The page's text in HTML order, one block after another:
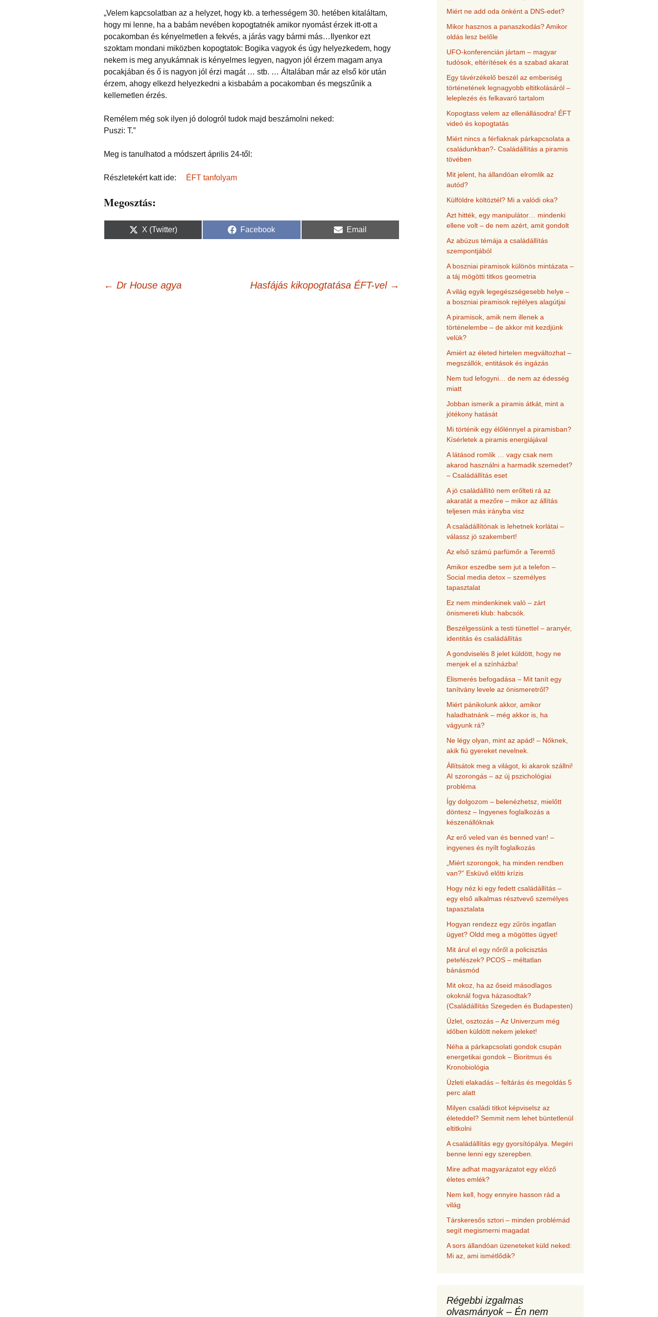
foglalkozások
„Velem kapcsolatban az a helyzet, hogy kb. a terhességem 30. hetében kitaláltam,
hogy mi lenne, ha a babám nevében kopogtatnék amikor nyomást érzek itt-ott a
pocakomban és kényelmetlen a fekvés, a járás vagy bármi más…Ilyenkor ezt
szoktam mondani miközben kopogtatok: Bogika vagyok és úgy helyezkedem, hogy
nekem is meg anyukámnak is kényelmes legyen, nagyon jól érzem magam anya
pocakjában és ő is nagyon jól érzi magát … stb. … Általában már az első kör után
érzem, ahogy elkezd helyezkedni a kisbabám a pocakomban és megszűnik a
kellemetlen érzés.
Remélem még sok ilyen jó dologról tudok majd beszámolni neked:
Puszi: T.”
Meg is tanulhatod a módszert április 24-től:
Részletekért katt ide: ÉFT tanfolyam
Megosztás:
Share
X (Twitter)
Share
Facebook
Share
Email
← Dr House agya Hasfájás kikopogtatása ÉFT-vel →
Miért ne add oda önként a DNS-edet?
Mikor hasznos a panaszkodás? Amikor
oldás lesz belőle
UFO-konferencián jártam – magyar
tudósok, eltérítések és a szabad akarat
Egy távérzékelő beszél az emberiség
történetének legnagyobb eltitkolásáról –
leleplezés és felkavaró tartalom
Kopogtass velem az ellenállásodra! ÉFT
videó és kopogtatás
Miért nincs a férfiaknak párkapcsolata a
családunkban?- Családállítás a piramis
tövében
Mit jelent, ha állandóan elromlik az
autód?
Külföldre költöztél? Mi a valódi oka?
Azt hitték, egy manipulátor… mindenki
ellene volt – de nem azért, amit gondolt
Az abúzus témája a családállítás
szempontjából
A boszniai piramisok különös mintázata –
a táj mögötti titkos geometria
A világ egyik legegészségesebb helye –
a boszniai piramisok rejtélyes alagútjai
A piramisok, amik nem illenek a
történelembe – de akkor mit kezdjünk
velük?
Amiért az életed hirtelen megváltozhat –
megszállók, entitások és ingázás
Nem tud lefogyni… de nem az édesség
miatt
Jobban ismerik a piramis átkát, mint a
jótékony hatását
Mi történik egy élőlénnyel a piramisban?
Kísérletek a piramis energiájával
A látásod romlik … vagy csak nem
akarod használni a harmadik szemedet?
– Családállítás eset
A jó családállító nem erőlteti rá az
akaratát a mezőre – mikor az állítás
teljesen más irányba visz
A családállítónak is lehetnek korlátai –
válassz jó szakembert!
Az első számú parfümőr a Teremtő
Amikor eszedbe sem jut a telefon –
Social media detox – személyes
tapasztalat
Ez nem mindenkinek való – zárt
önismereti klub: habcsók.
Beszélgessünk a testi tünettel – aranyér,
identitás és családállítás
A gondviselés 8 jelet küldött, hogy ne
menjek el a színházba!
Elismerés befogadása – Mit tanít egy
tanítvány levele az önismeretről?
Miért pánikolunk akkor, amikor
haladhatnánk – még akkor is, ha
vágyunk rá?
Ne légy olyan, mint az apád! – Nőknek,
akik fiú gyereket nevelnek.
Állítsátok meg a világot, ki akarok szállni!
AI szorongás – az új pszichológiai
probléma
Így dolgozom – belenézhetsz, mielőtt
döntesz – Ingyenes foglalkozás a
készenállóknak
Az erő veled van és benned van! –
ingyenes és nyílt foglalkozás
„Miért szorongok, ha minden rendben
van?” Esküvő előtti krízis
Hogy néz ki egy fedett családállítás –
egy első alkalmas résztvevő személyes
tapasztalata
Hogyan rendezz egy zűrös ingatlan
ügyet? Oldd meg a mögöttes ügyet!
Mit árul el egy nőről a policisztás
petefészek? PCOS – méltatlan
bánásmód
Mit okoz, ha az őseid másodlagos
okoknál fogva házasodtak?
(Családállítás Szegeden és Budapesten)
Üzlet, osztozás – Az Univerzum még
időben küldött nekem jeleket!
Néha a párkapcsolati gondok csupán
energetikai gondok – Bioritmus és
Kronobiológia
Üzleti elakadás – feltárás és megoldás 5
perc alatt
Milyen családi titkot képviselsz az
életeddel? Semmit nem lehet büntetlenül
eltitkolni
A családállítás egy gyorsítópálya. Megéri
benne lenni egy szerepben.
Mire adhat magyarázatot egy előző
életes emlék?
Nem kell, hogy ennyire hasson rád a
világ
Társkeresős sztori – minden problémád
segít megismerni magadat
A sors állandóan üzeneteket küld neked:
Mi az, ami ismétlődik?
Régebbi izgalmas
olvasmányok – Én nem